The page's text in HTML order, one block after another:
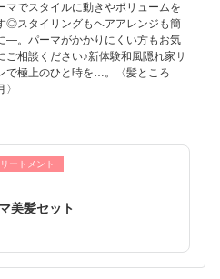
マでスタイルに動きやボリュームを
◎スタイリングもヘアアレンジも簡
―。パーマがかかりにくい方もお気
ご相談ください♪新体験和風隠れ家サ
で極上のひと時を…。〈髪ところ
〉
リートメント
美髪セット